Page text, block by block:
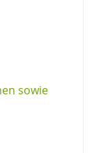
sowie